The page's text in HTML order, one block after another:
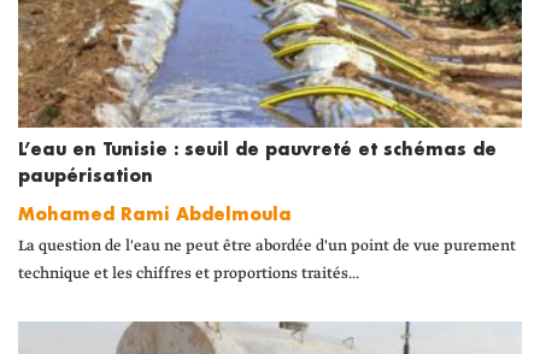
L’eau en Tunisie : seuil de pauvreté et schémas de
paupérisation
Mohamed Rami Abdelmoula
La question de l'eau ne peut être abordée d'un point de vue purement
technique et les chiffres et proportions traités...